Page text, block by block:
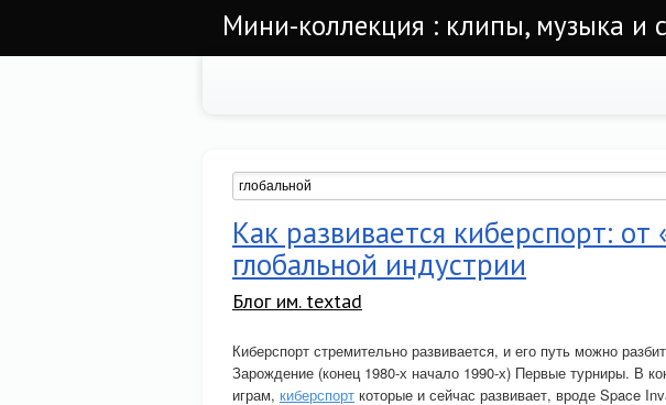
Мини-коллекция : клипы, музыка и
Как развивается киберспорт: от
глобальной индустрии
Блог им. textad
Киберспорт стремительно развивается, и его путь можно
Зарождение (конец 1980-х начало 1990-х) Первые турниры. В
играм, киберспорт которые и сейчас развивает, вроде Space